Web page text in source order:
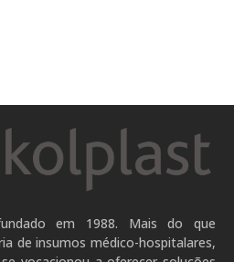
em 1988. Mais do que
de insumos médico-hospitalares,